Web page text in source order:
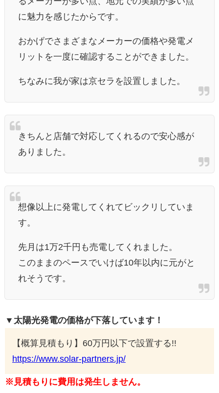
に魅力を感じたからです。
おかげでさまざまなメーカーの価格や発電メ
リットを一度に確認することができました。
ちなみに我が家は京セラを設置しました。
きちんと店舗で対応してくれるので安心感が
ありました。
想像以上に発電してくれてビックリしていま
す。
先月は1万2千円も売電してくれました。
このままのペースでいけば10年以内に元がと
れそうです。
▼太陽光発電の価格が下落しています！
【概算見積もり】60万円以下で設置する!!
https://www.solar-partners.jp/
※見積もりに費用は発生しません。